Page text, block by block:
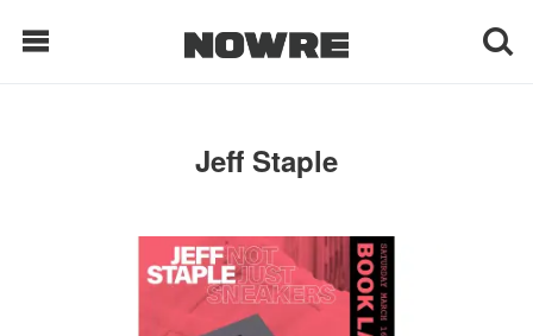
每日鲜榨
现客视点
每日栏目
Jeff Staple